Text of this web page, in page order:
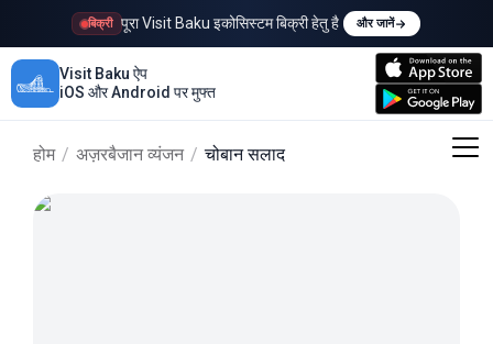
बिक्री पूरा Visit Baku इकोसिस्टम बिक्री हेतु है और जानें
Visit Baku ऐप
iOS और Android पर मुफ्त
होम / अज़रबैजान व्यंजन / चोबान सलाद